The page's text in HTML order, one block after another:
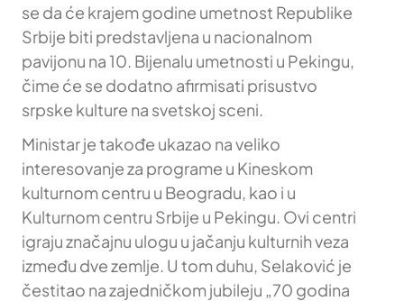
se da će krajem godine umetnost Republike
Srbije biti predstavljena u nacionalnom
pavijonu na 10. Bijenalu umetnosti u Pekingu,
čime će se dodatno afirmisati prisustvo
srpske kulture na svetskoj sceni.
Ministar je takođe ukazao na veliko
interesovanje za programe u Kineskom
kulturnom centru u Beogradu, kao i u
Kulturnom centru Srbije u Pekingu. Ovi centri
igraju značajnu ulogu u jačanju kulturnih veza
između dve zemlje. U tom duhu, Selaković je
čestitao na zajedničkom jubileju „70 godina